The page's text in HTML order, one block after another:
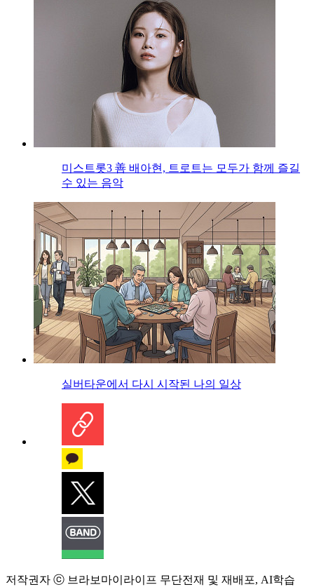
미스트롯3 善 배아현, 트로트는 모두가 함께 즐길
수 있는 음악
실버타운에서 다시 시작된 나의 일상
저작권자 ⓒ 브라보마이라이프 무단전재 및 재배포, AI학습